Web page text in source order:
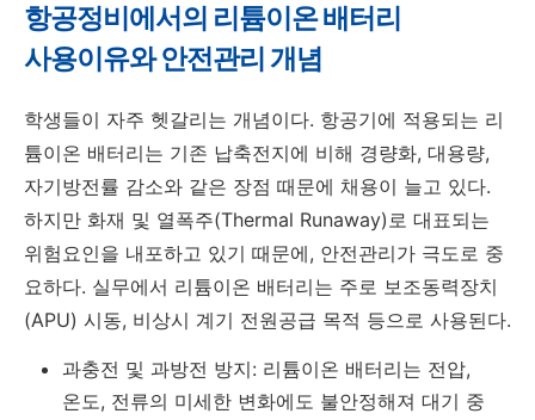
항공정비에서의 리튬이온 배터리
사용이유와 안전관리 개념
학생들이 자주 헷갈리는 개념이다. 항공기에 적용되는 리
튬이온 배터리는 기존 납축전지에 비해 경량화, 대용량,
자기방전률 감소와 같은 장점 때문에 채용이 늘고 있다.
하지만 화재 및 열폭주(Thermal Runaway)로 대표되는
위험요인을 내포하고 있기 때문에, 안전관리가 극도로 중
요하다. 실무에서 리튬이온 배터리는 주로 보조동력장치
(APU) 시동, 비상시 계기 전원공급 목적 등으로 사용된다.
과충전 및 과방전 방지: 리튬이온 배터리는 전압,
온도, 전류의 미세한 변화에도 불안정해져 대기 중